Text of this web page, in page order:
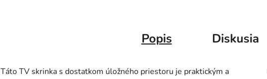
Popis Diskusia
Táto TV skrinka s dostatkom úložného priestoru je praktickým a